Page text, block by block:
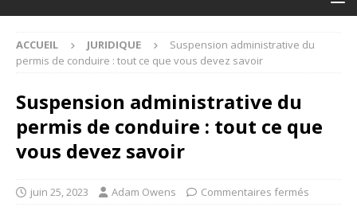
ACCUEIL JURIDIQUE
Suspension administrative du
permis de conduire : tout ce que vous devez savoir
Suspension administrative du
permis de conduire : tout ce que
vous devez savoir
juin 25, 2023 Adam Owens Commentaires fermés